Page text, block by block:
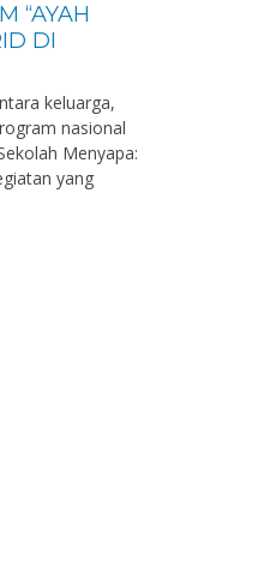
“AYAH
DI
keluarga,
nasional
Menyapa:
yang
NIK
NIP
STAT